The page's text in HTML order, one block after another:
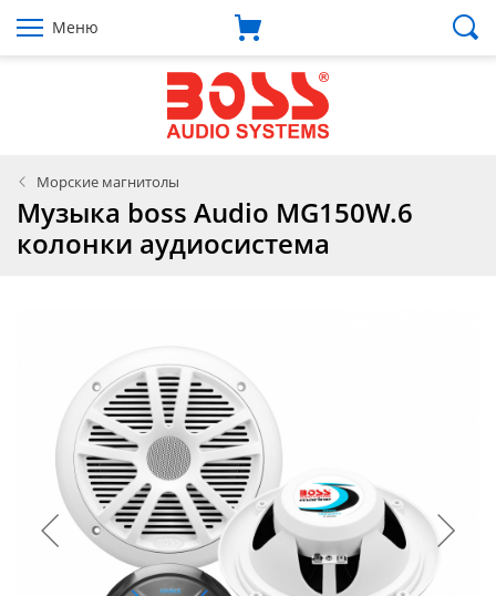
Меню
Морские магнитолы
Музыка boss Audio MG150W.6
колонки аудиосистема